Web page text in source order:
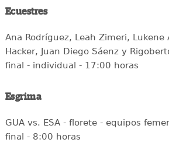
Ecuestres
Ana Rodríguez, Leah Zimeri, Lukene
Hacker, Juan Diego Sáenz y
final - individual - 17:00 horas
Esgrima
GUA vs. ESA - florete - equipos
final - 8:00 horas